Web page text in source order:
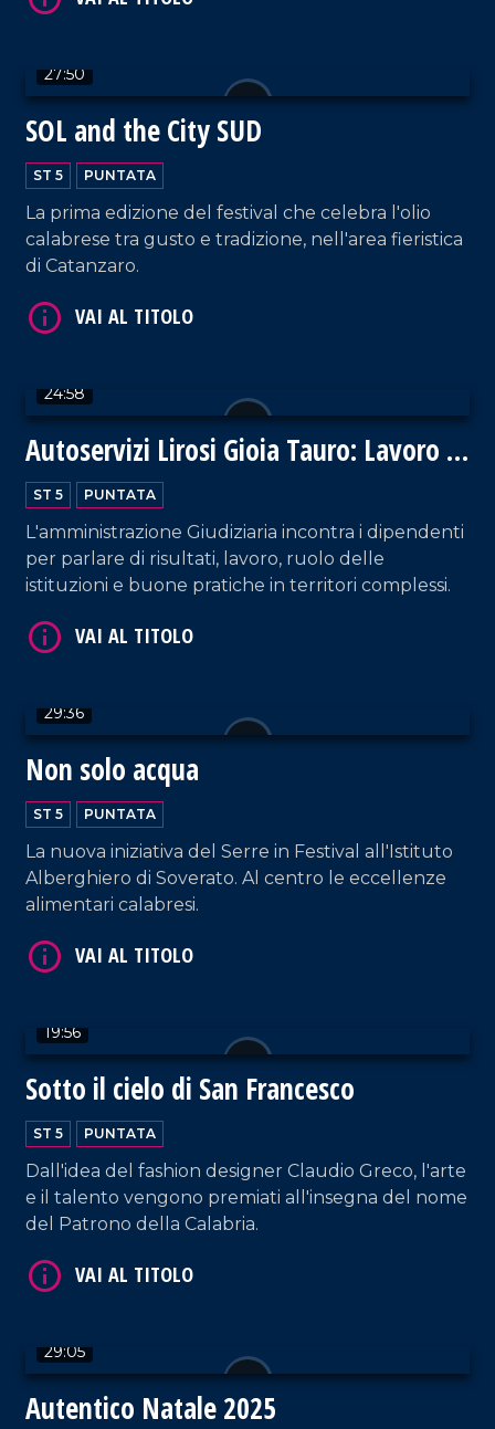
27:50
SOL and the City SUD
ST 5 PUNTATA
La prima edizione del festival che celebra l'olio
calabrese tra gusto e tradizione, nell'area fieristica
di Catanzaro.
24:58
Autoservizi Lirosi Gioia Tauro: Lavoro e
legalità
ST 5 PUNTATA
L'amministrazione Giudiziaria incontra i dipendenti
per parlare di risultati, lavoro, ruolo delle
istituzioni e buone pratiche in territori complessi.
29:36
Non solo acqua
ST 5 PUNTATA
La nuova iniziativa del Serre in Festival all'Istituto
Alberghiero di Soverato. Al centro le eccellenze
alimentari calabresi.
19:56
Sotto il cielo di San Francesco
ST 5 PUNTATA
Dall'idea del fashion designer Claudio Greco, l'arte
e il talento vengono premiati all'insegna del nome
del Patrono della Calabria.
29:05
Autentico Natale 2025
VAI AL TITOLO
VAI AL TITOLO
VAI AL TITOLO
VAI AL TITOLO
VAI AL TITOLO